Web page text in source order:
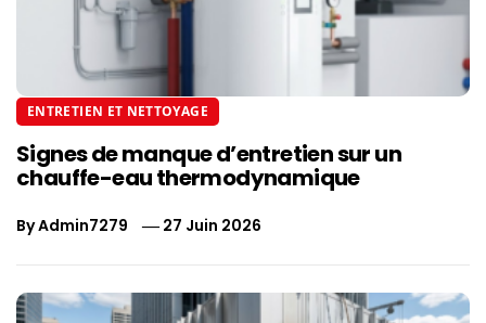
ENTRETIEN ET NETTOYAGE
Signes de manque d’entretien sur un
chauffe-eau thermodynamique
ByAdmin7279 27 Juin 2026